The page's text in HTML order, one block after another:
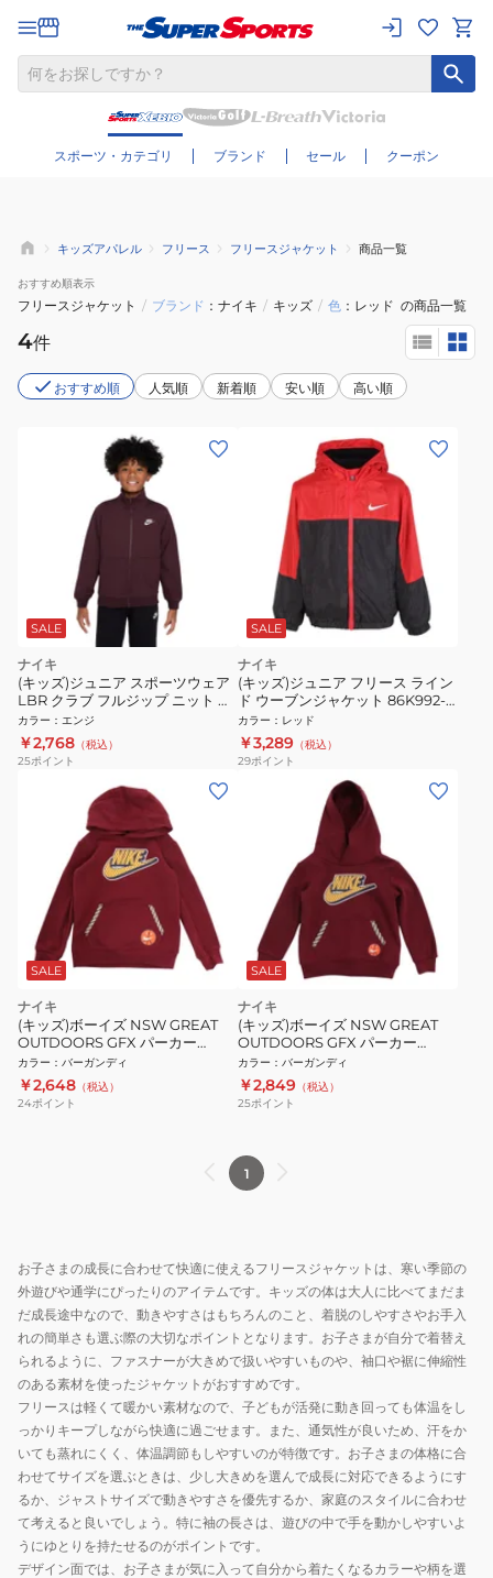
スポーツ・カテゴリ ブランド セール クーポン
さらに絞り込む
キッズアパレル フリース フリースジャケット 商品一覧
おすすめ順表示
フリースジャケット / ブランド ナイキ / キッズ / 色 レッド の商品一覧
4件
おすすめ順 人気順 新着順 安い順 高い順
SALE
ナイキ
(キッズ)ジュニア スポーツウェア
LBR クラブ フルジップ ニット ジ
ャケット FZ5513-652
カラー ： エンジ
￥2,768 （税込）
25ポイント
SALE
ナイキ
(キッズ)ジュニア フリース ライン
ド ウーブンジャケット 86K992-
U10
カラー ： レッド
￥3,289 （税込）
29ポイント
SALE
ナイキ
(キッズ)ボーイズ NSW GREAT
OUTDOORS GFX パーカー
86K052-R00 ※要サイズ確認
カラー ： バーガンディ
￥2,648 （税込）
24ポイント
SALE
ナイキ
(キッズ)ボーイズ NSW GREAT
OUTDOORS GFX パーカー
76K052-R00
カラー ： バーガンディ
￥2,849 （税込）
25ポイント
1
お子さまの成長に合わせて快適に使えるフリースジャケットは、寒い季節の
外遊びや通学にぴったりのアイテムです。キッズの体は大人に比べてまだま
だ成長途中なので、動きやすさはもちろんのこと、着脱のしやすさやお手入
れの簡単さも選ぶ際の大切なポイントとなります。お子さまが自分で着替え
られるように、ファスナーが大きめで扱いやすいものや、袖口や裾に伸縮性
のある素材を使ったジャケットがおすすめです。
フリースは軽くて暖かい素材なので、子どもが活発に動き回っても体温をし
っかりキープしながら快適に過ごせます。また、通気性が良いため、汗をか
いても蒸れにくく、体温調節もしやすいのが特徴です。お子さまの体格に合
わせてサイズを選ぶときは、少し大きめを選んで成長に対応できるようにす
るか、ジャストサイズで動きやすさを優先するか、家庭のスタイルに合わせ
て考えると良いでしょう。特に袖の長さは、遊びの中で手を動かしやすいよ
うにゆとりを持たせるのがポイントです。
デザイン面では、お子さまが気に入って自分から着たくなるカラーや柄を選